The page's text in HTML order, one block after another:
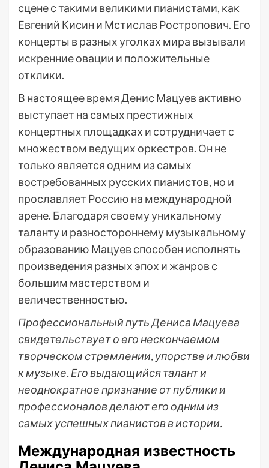
сцене с такими великими пианистами, как
Евгений Кисин и Мстислав Ростропович. Его
концерты в разных уголках мира вызывали
искренние овации и положительные
отклики.
В настоящее время Денис Мацуев активно
выступает на самых престижных
концертных площадках и сотрудничает с
множеством ведущих оркестров. Он не
только является одним из самых
востребованных русских пианистов, но и
прославляет Россию на международной
арене. Благодаря своему уникальному
таланту и разностороннему музыкальному
образованию Мацуев способен исполнять
произведения разных эпох и жанров с
большим мастерством и
величественностью.
Профессиональный путь Дениса Мацуева
свидетельствует о его нескончаемом
творческом стремлении, упорстве и любви
к музыке. Его выдающийся талант и
неоднократное признание от публики и
профессионалов делают его одним из
самых успешных пианистов в истории.
Международная известность